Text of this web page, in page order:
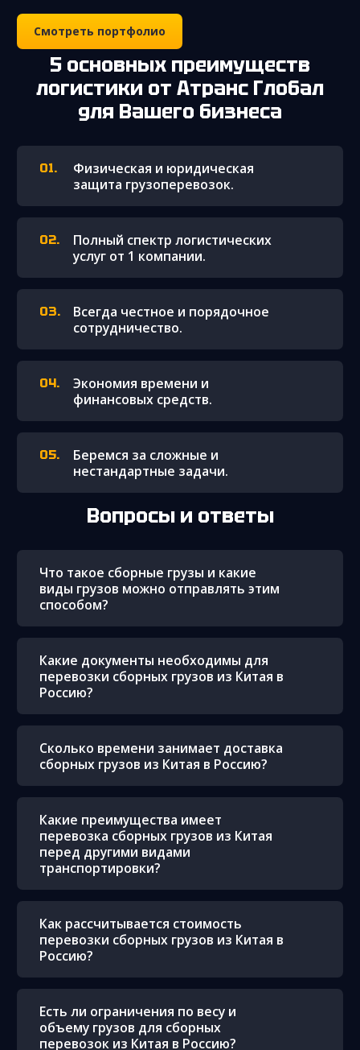
Смотреть портфолио
5 основных преимуществ
логистики от Атранс Глобал
для Вашего бизнеса
Физическая и юридическая
защита грузоперевозок.
Полный спектр логистических
услуг от 1 компании.
Всегда честное и порядочное
сотрудничество.
Экономия времени и
финансовых средств.
Беремся за сложные и
нестандартные задачи.
Вопросы и ответы
Что такое сборные грузы и какие
виды грузов можно отправлять этим
способом?
Какие документы необходимы для
перевозки сборных грузов из Китая в
Россию?
Сколько времени занимает доставка
сборных грузов из Китая в Россию?
Какие преимущества имеет
перевозка сборных грузов из Китая
перед другими видами
транспортировки?
Как рассчитывается стоимость
перевозки сборных грузов из Китая в
Россию?
Есть ли ограничения по весу и
объему грузов для сборных
перевозок из Китая в Россию?